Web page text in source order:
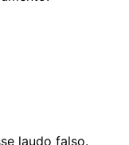
laudo falso.